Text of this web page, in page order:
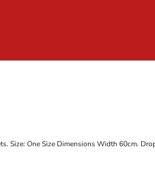
Size: One Size Dimensions Width 60cm.